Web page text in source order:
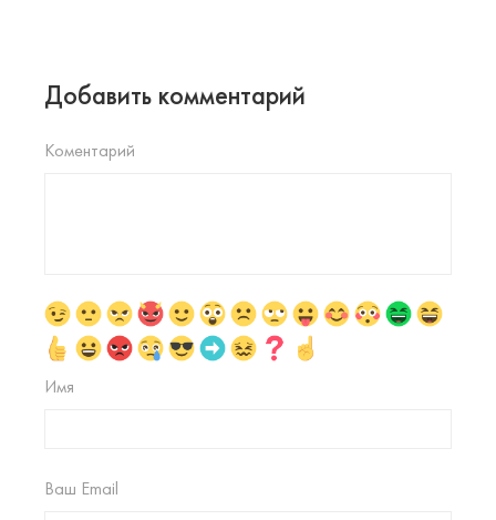
Добавить комментарий
Коментарий
Имя
Ваш Email